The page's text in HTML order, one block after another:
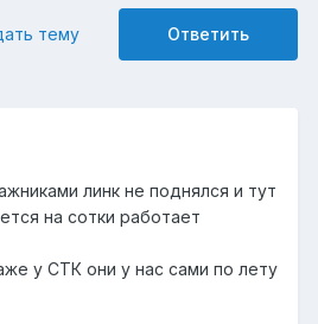
Ответить
тему
линк не поднялся и тут
на сотки работает
у СТК они у нас сами по лету